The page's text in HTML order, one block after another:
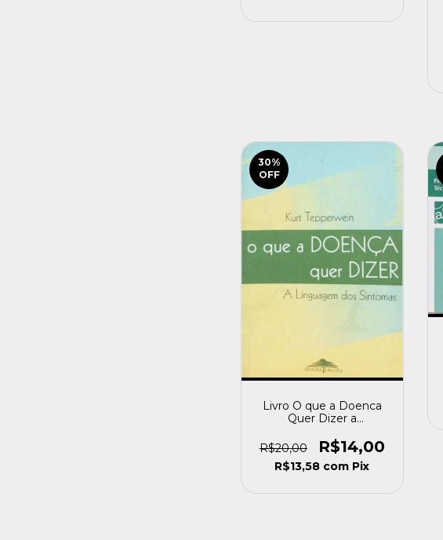
30%
OFF
Livro O que a Doenca
Quer Dizer a
Sintomas Kurt
Tepperwein [usado]
R$20,00 R$14,00
R$13,58 com Pix